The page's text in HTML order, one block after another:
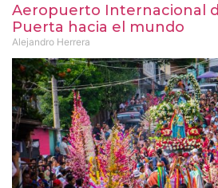
Aeropuerto Internacional
Puerta hacia el mundo
Alejandro Herrera